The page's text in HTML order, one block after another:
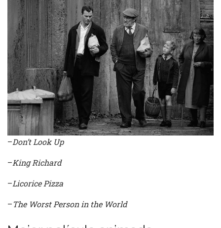
–Don’t Look Up
–King Richard
–Licorice Pizza
–The Worst Person in the World